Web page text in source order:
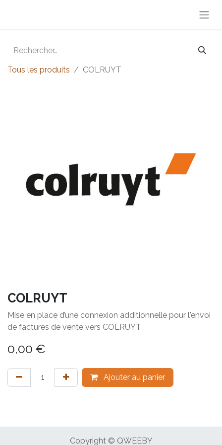
Tous les produits COLRUYT
COLRUYT
Mise en place d’une connexion additionnelle pour l'envoi
de factures de vente vers COLRUYT
0,00 €
Ajouter au panier
Copyright © QWEEBY